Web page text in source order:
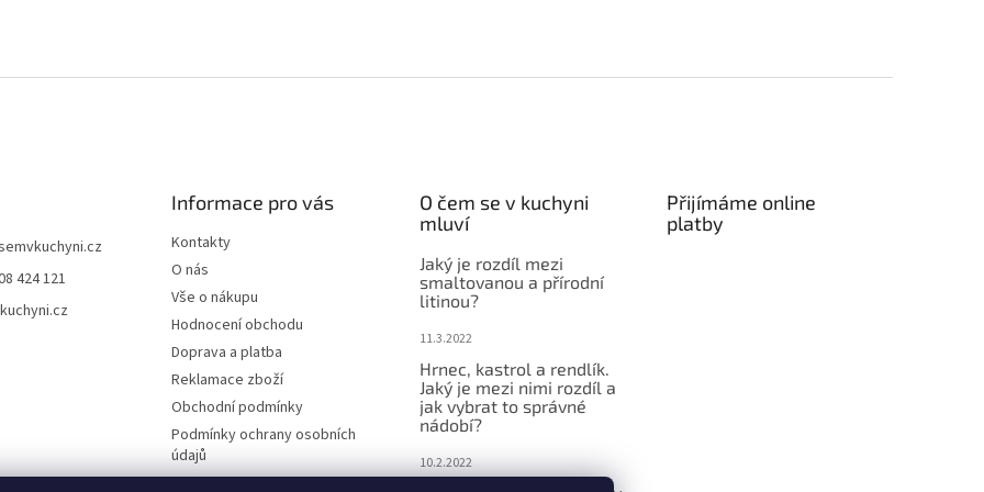
424 121
Informace pro vás
Kontakty
O nás
Vše o nákupu
Hodnocení obchodu
Doprava a platba
Reklamace zboží
Obchodní podmínky
Podmínky ochrany osobních
údajů
O čem se v kuchyni
mluví
Jaký je rozdíl mezi
smaltovanou a přírodní
litinou?
11.3.2022
Hrnec, kastrol a rendlík.
Jaký je mezi nimi rozdíl a
jak vybrat to správné
nádobí?
10.2.2022
Přijímáme online
platby